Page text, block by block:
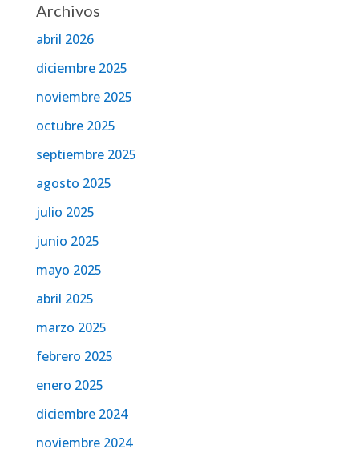
Archivos
abril 2026
diciembre 2025
noviembre 2025
octubre 2025
septiembre 2025
agosto 2025
julio 2025
junio 2025
mayo 2025
abril 2025
marzo 2025
febrero 2025
enero 2025
diciembre 2024
noviembre 2024